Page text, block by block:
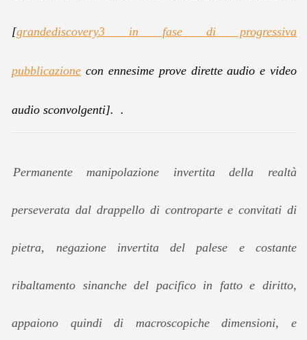
[grandediscovery3 in fase di progressiva
pubblicazione con ennesime prove dirette audio e video
audio sconvolgenti]. .
Permanente manipolazione invertita della realtà
perseverata dal drappello di controparte e convitati di
pietra, negazione invertita del palese e costante
ribaltamento sinanche del pacifico in fatto e diritto,
appaiono quindi di macroscopiche dimensioni, e